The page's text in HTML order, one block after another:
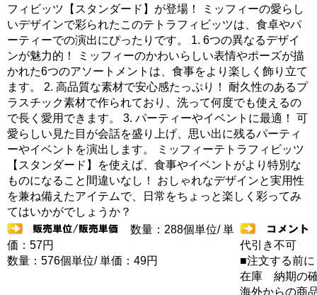
フィビッツ【スタンダード】が登場！ ミッフィーの愛らし
いデザインで彩られたこのテトラフィビッツは、食卓やパ
ーティーでの演出にぴったりです。 1. 6つの異なるデザイ
ンが魅力的！ ミッフィーのかわいらしい表情やポーズが描
かれた6つのアソートメントは、食事をより楽しく飾り立て
ます。 2. 高品質な素材で安心感たっぷり！ 耐久性のあるプ
ラスチック素材で作られており、洗って何度でも使えるの
で長く愛用できます。 3. パーティーやイベントに最適！ 可
愛らしい見た目が会話を盛り上げ、思い出に残るパーティ
ーやイベントを演出します。 ミッフィーテトラフィビッツ
【スタンダード】を使えば、食事やイベントがより特別な
ものになること間違いなし！ おしゃれなデザインと実用性
を兼ね備えたアイテムで、日常をちょっと楽しく彩ってみ
てはいかがでしょうか？
数量：288個単位/ 単
価：57円
数量：576個単位/ 単価：49円
代引き不可
■注文する前に
在庫 納期の
海外からの商